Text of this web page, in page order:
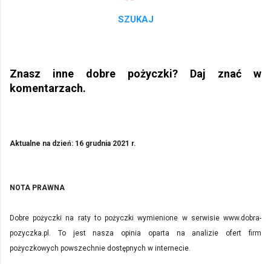
SZUKAJ
Znasz inne dobre pożyczki? Daj znać w
komentarzach.
Aktualne na dzień: 16 grudnia 2021 r.
NOTA PRAWNA
Dobre pożyczki na raty to pożyczki wymienione w serwisie www.dobra-
pozyczka.pl. To jest nasza opinia oparta na analizie ofert firm
pożyczkowych powszechnie dostępnych w internecie.